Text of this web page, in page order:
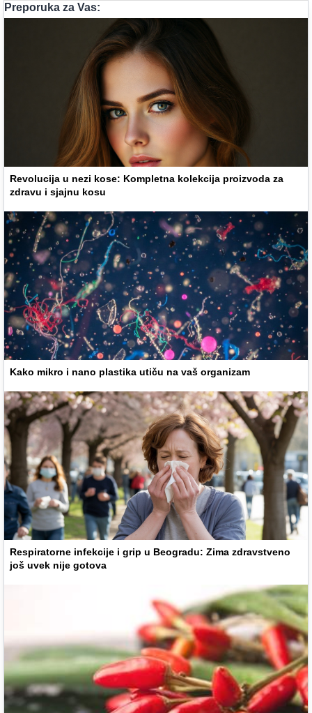
Preporuka za Vas:
Revolucija u nezi kose: Kompletna kolekcija proizvoda za
zdravu i sjajnu kosu
Kako mikro i nano plastika utiču na vaš organizam
Respiratorne infekcije i grip u Beogradu: Zima zdravstveno
još uvek nije gotova